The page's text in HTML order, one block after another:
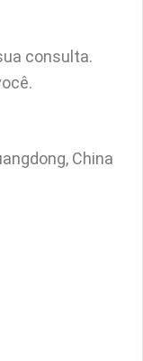
consulta.
China